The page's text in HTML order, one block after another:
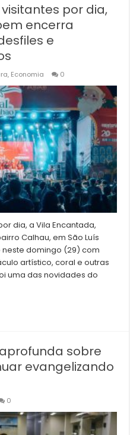
por dia,
encerra
e
, Economia 0
dia, a Vila Encantada,
Calhau, em São Luís
domingo (29) com
artístico, coral e outras
uma das novidades do
sobre
evangelizando
0